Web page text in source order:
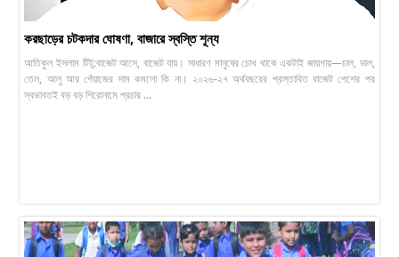
করছাড়ের চটকদার ঘোষণা, বাজারে স্বস্তি শূন্য
আতিকুল ইসলাম টিটু:বাজেট আসে, বাজেট যায়। সাধারণ মানুষের চোখ থাকে একটাই জায়গায়—চাল, ডাল,
তেল, আলু আর পেঁয়াজের দাম কমলো কি না। ২০২৬-২৭ অর্থবছরের প্রস্তাবিত বাজেট পেশের পর
স্বভাবতই বড় বড় শিরোনামে প্রচার ...